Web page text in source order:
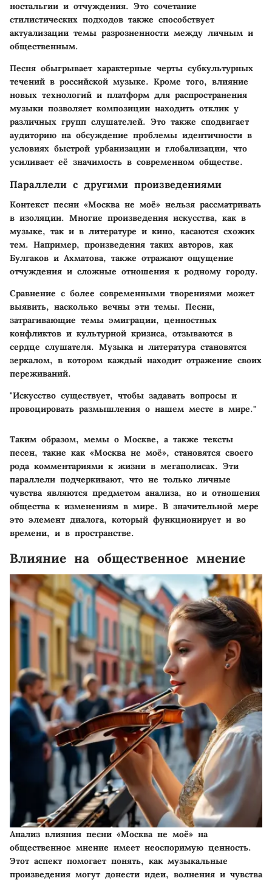
ностальгии и отчуждения. Это сочетание
стилистических подходов также способствует
актуализации темы разрозненности между личным и
общественным.
Песня обыгрывает характерные черты субкультурных
течений в российской музыке. Кроме того, влияние
новых технологий и платформ для распространения
музыки позволяет композиции находить отклик у
различных групп слушателей. Это также сподвигает
аудиторию на обсуждение проблемы идентичности в
условиях быстрой урбанизации и глобализации, что
усиливает её значимость в современном обществе.
Параллели с другими произведениями
Контекст песни «Москва не моё» нельзя рассматривать
в изоляции. Многие произведения искусства, как в
музыке, так и в литературе и кино, касаются схожих
тем. Например, произведения таких авторов, как
Булгаков и Ахматова, также отражают ощущение
отчуждения и сложные отношения к родному городу.
Сравнение с более современными творениями может
выявить, насколько вечны эти темы. Песни,
затрагивающие темы эмиграции, ценностных
конфликтов и культурной кризиса, отзываются в
сердце слушателя. Музыка и литература становятся
зеркалом, в котором каждый находит отражение своих
переживаний.
"Искусство существует, чтобы задавать вопросы и
провоцировать размышления о нашем месте в мире."
Таким образом, мемы о Москве, а также тексты
песен, такие как «Москва не моё», становятся своего
рода комментариями к жизни в мегаполисах. Эти
параллели подчеркивают, что не только личные
чувства являются предметом анализа, но и отношения
общества к изменениям в мире. В значительной мере
это элемент диалога, который функционирует и во
времени, и в пространстве.
Влияние на общественное мнение
Анализ влияния песни «Москва не моё» на
общественное мнение имеет неоспоримую ценность.
Этот аспект помогает понять, как музыкальные
произведения могут донести идеи, волнения и чувства